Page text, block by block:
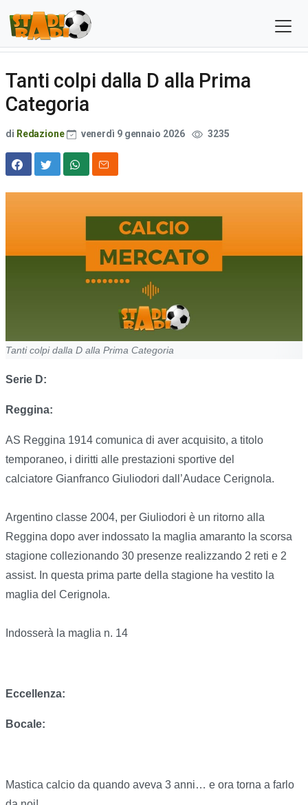
Tanti colpi dalla D alla Prima
Categoria
di Redazione venerdì 9 gennaio 2026 3235
Tanti colpi dalla D alla Prima Categoria
Serie D:
Reggina:
AS Reggina 1914 comunica di aver acquisito, a titolo
temporaneo, i diritti alle prestazioni sportive del
calciatore Gianfranco Giuliodori dall’Audace Cerignola.
Argentino classe 2004, per Giuliodori è un ritorno alla
Reggina dopo aver indossato la maglia amaranto la scorsa
stagione collezionando 30 presenze realizzando 2 reti e 2
assist. In questa prima parte della stagione ha vestito la
maglia del Cerignola.
Indosserà la maglia n. 14
Eccellenza:
Bocale:
Mastica calcio da quando aveva 3 anni… e ora torna a farlo